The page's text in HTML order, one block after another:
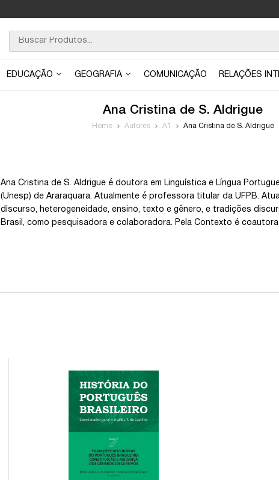
EDUCAÇÃO GEOGRAFIA COMUNICAÇÃO RELAÇÕES
Ana Cristina de S. Aldrigue
Home Autores A1 Ana Cristina de S. Aldrigue
Ana Cristina de S. Aldrigue é doutora em Linguística e Língua
(Unesp) de Araraquara. Atualmente é professora titular da UFPB.
discurso, heterogeneidade, ensino, texto e gênero, e tradições
Brasil, como pesquisadora e colaboradora. Pela Contexto é